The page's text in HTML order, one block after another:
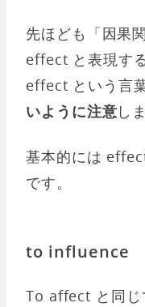
先ほども「因果
effect と表現す
effect という言
いように注意し
基本的には
です。
to influence
To affect と同